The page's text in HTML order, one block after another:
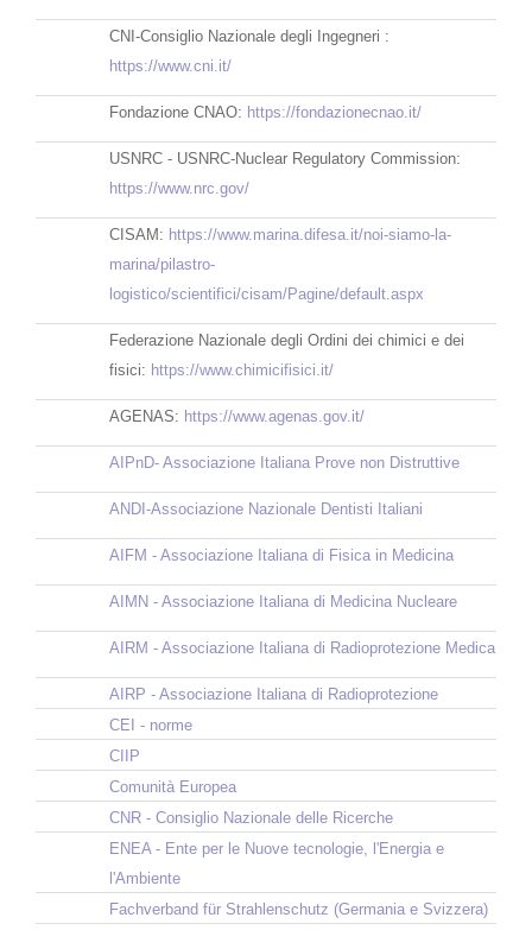
CNI-Consiglio Nazionale degli Ingegneri :
https://www.cni.it/
Fondazione CNAO: https://fondazionecnao.it/
USNRC - USNRC-Nuclear Regulatory Commission:
https://www.nrc.gov/
CISAM: https://www.marina.difesa.it/noi-siamo-la-
marina/pilastro-
logistico/scientifici/cisam/Pagine/default.aspx
Federazione Nazionale degli Ordini dei chimici e dei
fisici: https://www.chimicifisici.it/
AGENAS: https://www.agenas.gov.it/
AIPnD- Associazione Italiana Prove non Distruttive
ANDI-Associazione Nazionale Dentisti Italiani
AIFM - Associazione Italiana di Fisica in Medicina
AIMN - Associazione Italiana di Medicina Nucleare
AIRM - Associazione Italiana di Radioprotezione Medica
AIRP - Associazione Italiana di Radioprotezione
CEI - norme
CIIP
Comunità Europea
CNR - Consiglio Nazionale delle Ricerche
ENEA - Ente per le Nuove tecnologie, l'Energia e
l'Ambiente
Fachverband für Strahlenschutz (Germania e Svizzera)